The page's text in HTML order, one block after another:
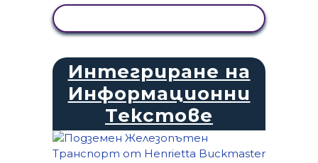
Интегриране на
Информационни
Текстове